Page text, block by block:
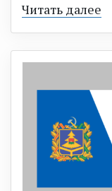
Читать далее